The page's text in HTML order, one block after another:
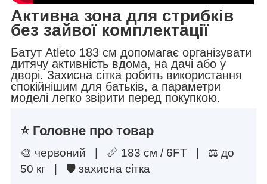
Активна зона для стрибків
без зайвої комплектації
Батут Atleto 183 см допомагає організувати
дитячу активність вдома, на дачі або у
дворі. Захисна сітка робить використання
спокійнішим для батьків, а параметри
моделі легко звірити перед покупкою.
⭐ Головне про товар
🎨 червоний | 📏 183 см / 6FT | ⚖️ до
50 кг | 🛡 захисна сітка